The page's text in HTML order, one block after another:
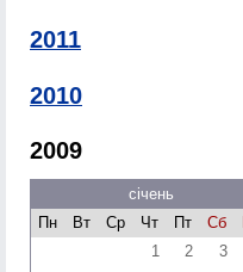
2011
2010
2009
січень
Пн
Вт Ср Чт Пт Сб
1
2 3